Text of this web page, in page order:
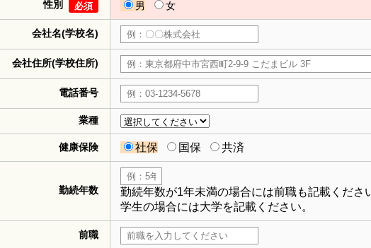
性別 必須 男 女
会社名(学校名)
会社住所(学校住所)
電話番号
業種
健康保険 社保 国保 共済
勤続年数
勤続年数が1年未満の場合には前職も記載くださ
学生の場合には大学を記載ください。
前職